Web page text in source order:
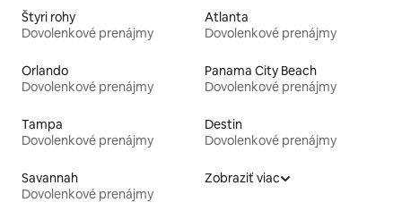
Štyri rohy
Dovolenkové prenájmy
Atlanta
Dovolenkové prenájmy
Orlando
Dovolenkové prenájmy
Panama City Beach
Dovolenkové prenájmy
Tampa
Dovolenkové prenájmy
Destin
Dovolenkové prenájmy
Savannah
Dovolenkové prenájmy
Zobraziť viac